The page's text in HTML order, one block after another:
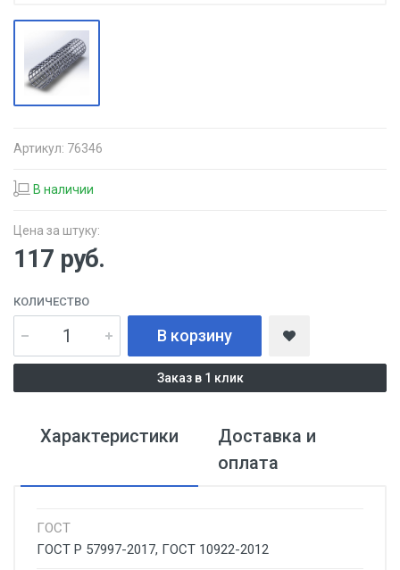
Артикул: 76346
В наличии
Цена за штуку:
117 руб.
КОЛИЧЕСТВО
В корзину
Заказ в 1 клик
Характеристики
Доставка и
оплата
ГОСТ
ГОСТ Р 57997-2017, ГОСТ 10922-2012